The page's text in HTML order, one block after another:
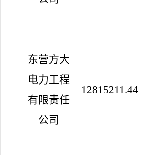
东营方大
电力工程
有限责任
公司
12815211.44